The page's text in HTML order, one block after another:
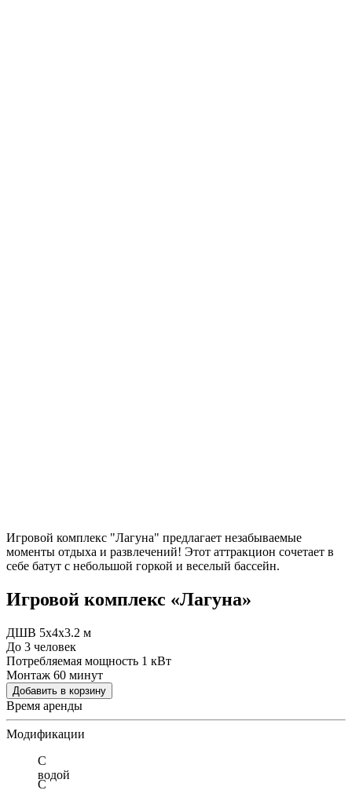
Игровой комплекс "Лагуна" предлагает незабываемые
моменты отдыха и развлечений! Этот аттракцион сочетает в
себе батут с небольшой горкой и веселый бассейн.
Игровой комплекс «Лагуна»
ДШВ 5x4x3.2 м
До 3 человек
Потребляемая мощность 1 кВт
Монтаж 60 минут
Добавить в корзину
Время аренды
Модификации
С
водой
С